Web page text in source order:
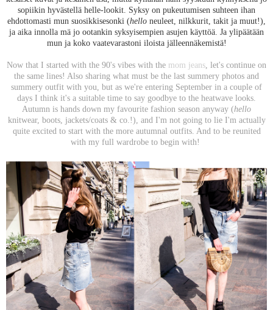
sopiikin hyvästellä helle-lookit. Syksy on pukeutumisen suhteen ihan
ehdottomasti mun suosikkisesonki (hello neuleet, nilkkurit, takit ja muut!),
ja aika innolla mä jo ootankin syksyisempien asujen käyttöä. Ja ylipäätään
mun ja koko vaatevarastoni iloista jälleennäkemistä!
Now that I started with the 90's vibes with the mom jeans, let's continue on
the same lines! Also sharing what must be the last summery photos and
summery outfit with you, but as we're entering September in a couple of
days I think it's a suitable time to say goodbye to the heatwave looks.
Autumn is hands down my favourite fashion season anyway (hello
knitwear, boots, jackets/coats & co.!), and I'm not going to lie I'm actually
quite excited to start with the more autumnal outfits. And to be reunited
with my full wardrobe to begin with!